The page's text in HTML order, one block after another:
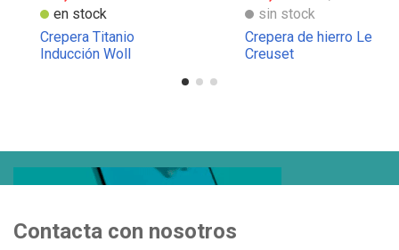
en stock
Crepera Titanio
Inducción Woll
sin stock
Crepera de hierro Le
Creuset
Contacta con nosotros